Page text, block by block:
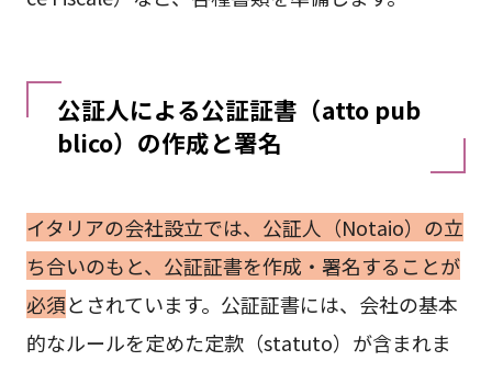
公証人による公証証書（atto pub
blico）の作成と署名
イタリアの会社設立では、公証人（Notaio）の立
ち合いのもと、公証証書を作成・署名することが
必須とされています。公証証書には、会社の基本
的なルールを定めた定款（statuto）が含まれま